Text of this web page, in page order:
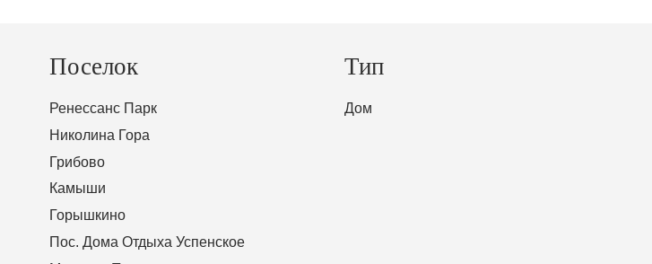
Поселок
Ренессанс Парк
Николина Гора
Грибово
Камыши
Горышкино
Пос. Дома Отдыха Успенское
Тип
Дом